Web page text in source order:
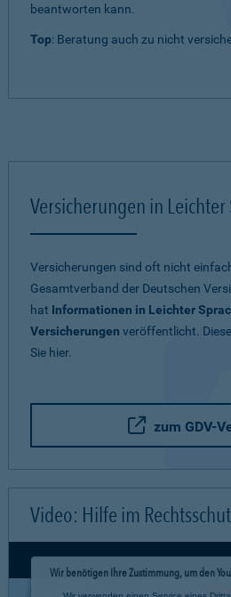
beantworten kann.
Top: Beratung auch zu nicht
Versicherungen in
Versicherungen sind oft nicht
Gesamtverband der Deutschen
hat Informationen in Leichter
Versicherungen veröffentlicht.
Sie hier.
zum GDV-
Video: Hilfe im
Wir benötigen Ihre Zustimmung, um den
Wir verwenden einen Service eines